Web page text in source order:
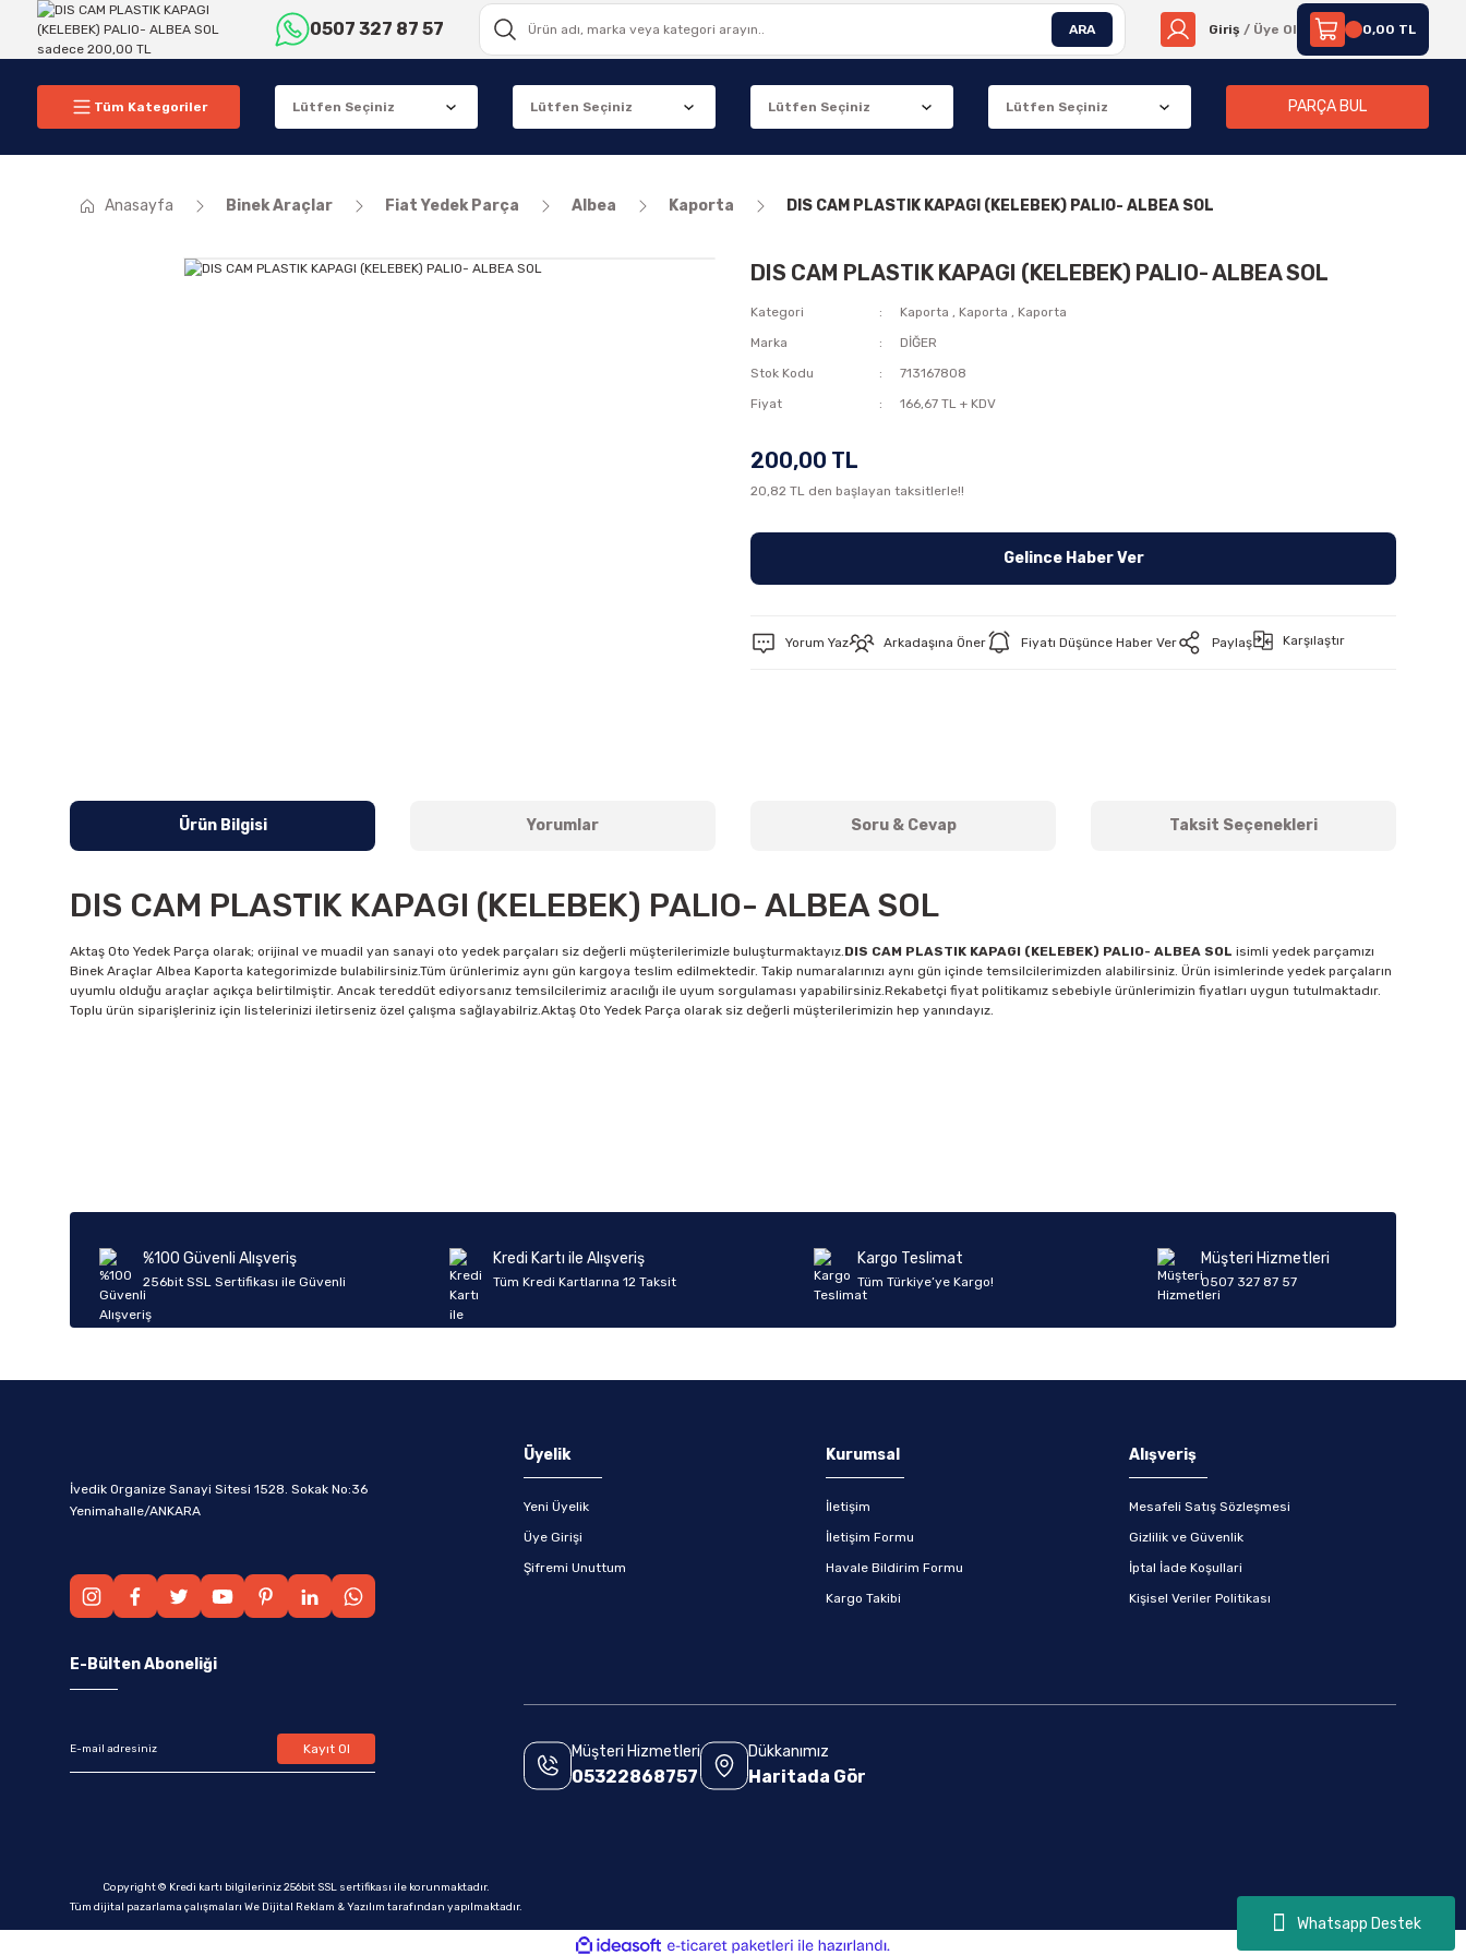
Whatsapp Destek
0507 327 87 57 ARA Giriş / Üye Ol 0,00 TL
Tüm Kategoriler PARÇA BUL
Anasayfa Binek Araçlar Fiat Yedek Parça Albea Kaporta DIS CAM PLASTIK KAPAGI (KELEBEK) PALIO- ALBEA SOL
DIS CAM PLASTIK KAPAGI (KELEBEK) PALIO- ALBEA SOL
Kategori Kaporta , Kaporta , Kaporta
Marka
DİĞER
Stok Kodu
713167808
Fiyat
166,67 TL + KDV
200,00 TL
20,82 TL den başlayan taksitlerle!!
Gelince Haber Ver
Yorum Yaz Arkadaşına Öner Fiyatı Düşünce Haber Ver Paylaş Karşılaştır
Ürün Bilgisi Yorumlar Soru & Cevap Taksit Seçenekleri
DIS CAM PLASTIK KAPAGI (KELEBEK) PALIO- ALBEA SOL
Aktaş Oto Yedek Parça olarak; orijinal ve muadil yan sanayi oto yedek parçaları siz değerli müşterilerimizle buluşturmaktayız.DIS CAM PLASTIK KAPAGI (KELEBEK) PALIO- ALBEA SOL isimli yedek parçamızı
Binek Araçlar Albea Kaporta kategorimizde bulabilirsiniz.Tüm ürünlerimiz aynı gün kargoya teslim edilmektedir. Takip numaralarınızı aynı gün içinde temsilcilerimizden alabilirsiniz. Ürün isimlerinde yedek parçaların
uyumlu olduğu araçlar açıkça belirtilmiştir. Ancak tereddüt ediyorsanız temsilcilerimiz aracılığı ile uyum sorgulaması yapabilirsiniz.Rekabetçi fiyat politikamız sebebiyle ürünlerimizin fiyatları uygun tutulmaktadır.
Toplu ürün siparişleriniz için listelerinizi iletirseniz özel çalışma sağlayabilriz.Aktaş Oto Yedek Parça olarak siz değerli müşterilerimizin hep yanındayız.
%100 Güvenli Alışveriş
256bit SSL Sertifikası ile Güvenli
Kredi Kartı ile Alışveriş
Tüm Kredi Kartlarına 12 Taksit
Kargo Teslimat
Tüm Türkiye’ye Kargo!
Müşteri Hizmetleri
0507 327 87 57
İvedik Organize Sanayi Sitesi 1528. Sokak No:36
Yenimahalle/ANKARA
Üyelik
Yeni Üyelik
Üye Girişi
Şifremi Unuttum
Kurumsal
İletişim
İletişim Formu
Havale Bildirim Formu
Kargo Takibi
Alışveriş
Mesafeli Satış Sözleşmesi
Gizlilik ve Güvenlik
İptal İade Koşullari
Kişisel Veriler Politikası
E-Bülten Aboneliği
Kayıt Ol Müşteri Hizmetleri
05322868757
Dükkanımız
Haritada Gör
Copyright © Kredi kartı bilgileriniz 256bit SSL sertifikası ile korunmaktadır.
Tüm dijital pazarlama çalışmaları We Dijital Reklam & Yazılım tarafından yapılmaktadır.
ideasoft e-